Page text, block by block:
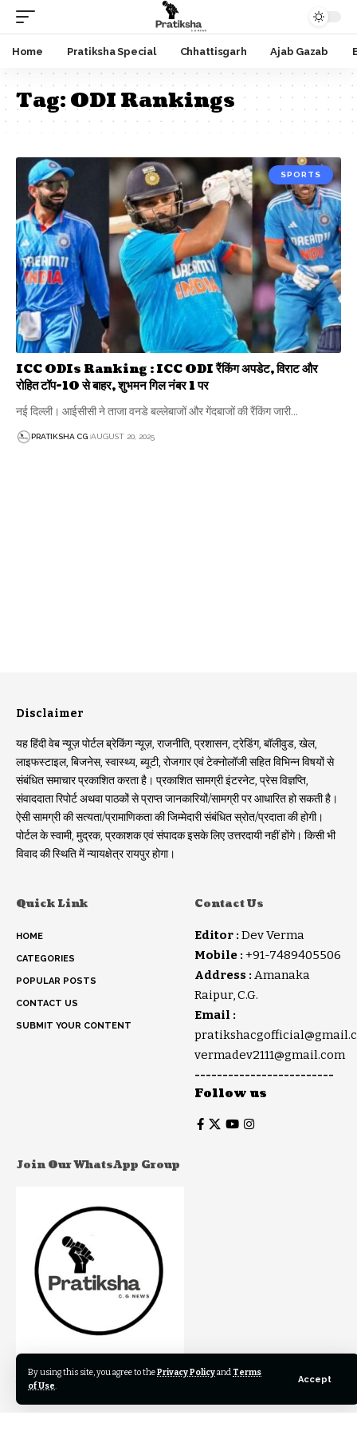
By using this site, you agree to thePrivacy Policyand Terms
of Use.
Accept
Home Pratiksha Special Chhattisgarh Ajab Gazab
Tag:ODI Rankings
SPORTS
ICC ODIs Ranking : ICC ODI रैंकिंग अपडेट, विराट और
रोहित टॉप-10 से बाहर, शुभमन गिल नंबर 1 पर
नई दिल्ली। आईसीसी ने ताजा वनडे बल्लेबाजों और गेंदबाजों की रैंकिंग जारी…
PRATIKSHA CG AUGUST 20, 2025
Disclaimer
यह हिंदी वेब न्यूज़ पोर्टल ब्रेकिंग न्यूज़, राजनीति, प्रशासन, ट्रेडिंग, बॉलीवुड, खेल,
लाइफस्टाइल, बिजनेस, स्वास्थ्य, ब्यूटी, रोजगार एवं टेक्नोलॉजी सहित विभिन्न विषयों से
संबंधित समाचार प्रकाशित करता है। प्रकाशित सामग्री इंटरनेट, प्रेस विज्ञप्ति,
संवाददाता रिपोर्ट अथवा पाठकों से प्राप्त जानकारियों/सामग्री पर आधारित हो सकती है।
ऐसी सामग्री की सत्यता/प्रामाणिकता की जिम्मेदारी संबंधित स्रोत/प्रदाता की होगी।
पोर्टल के स्वामी, मुद्रक, प्रकाशक एवं संपादक इसके लिए उत्तरदायी नहीं होंगे। किसी भी
विवाद की स्थिति में न्यायक्षेत्र रायपुर होगा।
Quick Link
HOME
CATEGORIES
POPULAR POSTS
CONTACT US
SUBMIT YOUR CONTENT
Contact Us
Editor : Dev Verma
Mobile : +91-7489405506
Address : Amanaka
Raipur, C.G.
Email :
vermadev2111@gmail.com
-------------------------
Follow us
Join Our WhatsApp Group
Join to our WhatsApp Group to get our newest articles
instantly!